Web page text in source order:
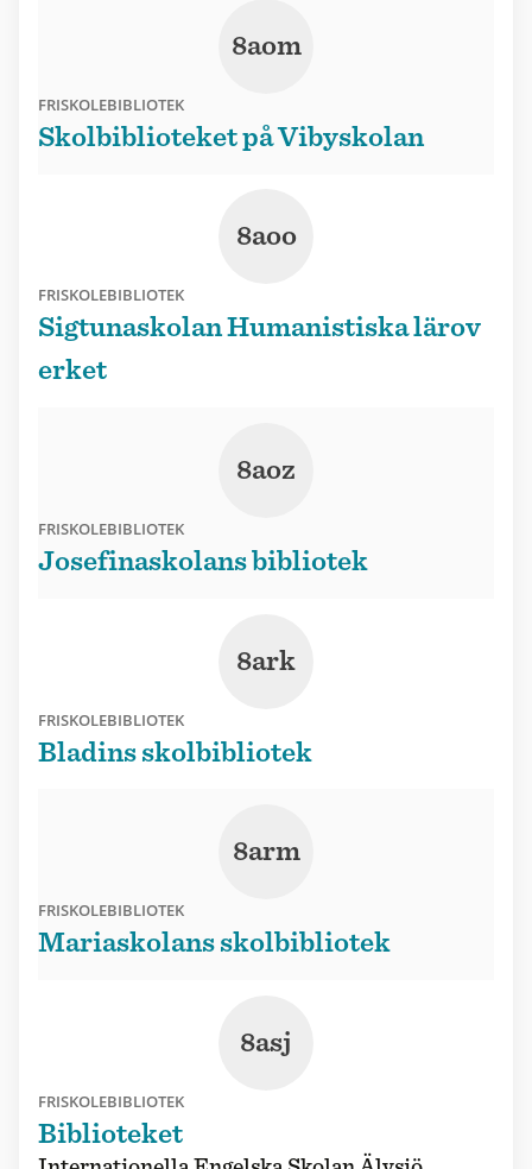
8aom
FRISKOLEBIBLIOTEK
Skolbiblioteket på Vibyskolan
8aoo
FRISKOLEBIBLIOTEK
Sigtunaskolan Humanistiska lärov
erket
8aoz
FRISKOLEBIBLIOTEK
Josefinaskolans bibliotek
8ark
FRISKOLEBIBLIOTEK
Bladins skolbibliotek
8arm
FRISKOLEBIBLIOTEK
Mariaskolans skolbibliotek
8asj
FRISKOLEBIBLIOTEK
Biblioteket